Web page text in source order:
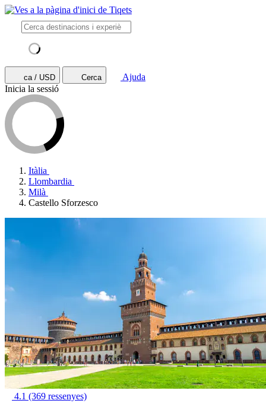
ca / USD Cerca
Ajuda
Inicia la sessió
Itàlia
Llombardia
Milà
Castello Sforzesco
4.1 (369 ressenyes)